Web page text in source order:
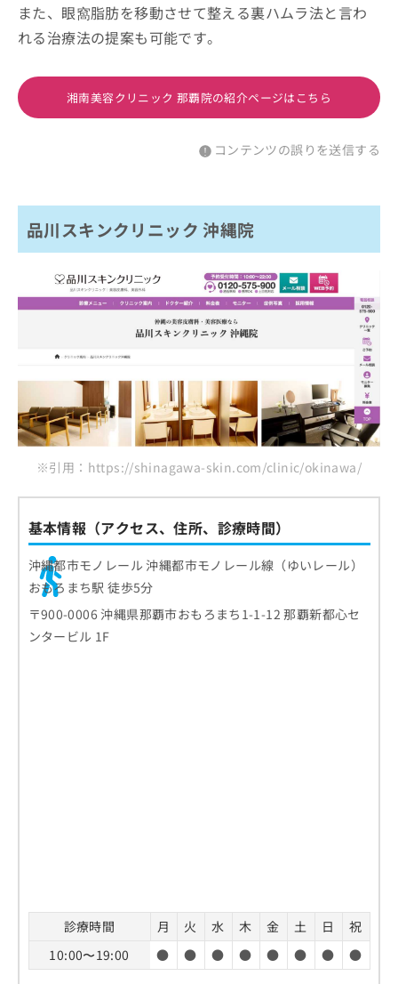
また、眼窩脂肪を移動させて整える裏ハムラ法と言わ
れる治療法の提案も可能です。
湘南美容クリニック 那覇院の紹介ページはこちら
コンテンツの誤りを送信する
品川スキンクリニック 沖縄院
※引用：https://shinagawa-skin.com/clinic/okinawa/
基本情報（アクセス、住所、診療時間）
沖縄都市モノレール 沖縄都市モノレール線（ゆいレール）
おもろまち駅 徒歩5分
〒900-0006 沖縄県那覇市おもろまち1-1-12 那覇新都心セ
ンタービル 1F
診療時間 月 火 水 木 金 土 日
祝
10:00〜19:00
● ● ● ● ● ● ● ●